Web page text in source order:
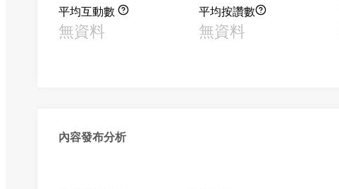
平均互動數
無資料
平均按讚數
無資料
內容發布分析